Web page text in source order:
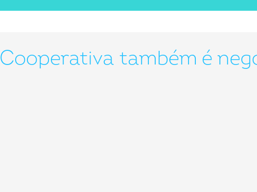
Cooperativa também é